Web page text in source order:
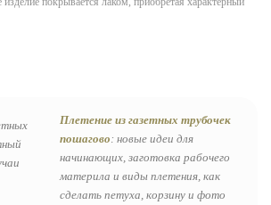
Плетение из газетных трубочек
пошагово: новые идеи для
начинающих, заготовка рабочего
материла и виды плетения, как
сделать петуха, корзину и фото